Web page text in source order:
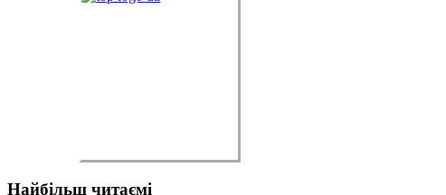
Найбільш читаємі